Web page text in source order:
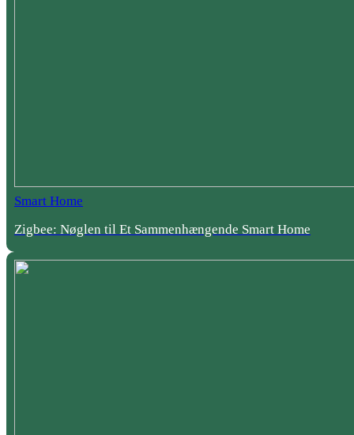
Smart Home
Zigbee: Nøglen til Et Sammenhængende Smart Home